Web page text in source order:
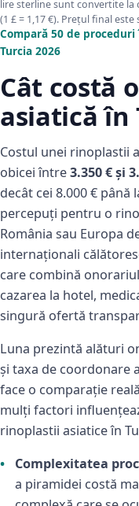
lire sterline sunt convertite la
(1 £ = 1,17 €). Prețul final
Compară 50 de
Turcia 2026
Cât costă
asiatică în
Costul unei rinoplastii
obicei între3.350 € și
decât cei 8.000 € până
percepuți pentru o
România sau Europa
internaționali
care combină
cazarea la hotel,
singură ofertă
Luna prezintă alături
și taxa de coordonare
face o comparație
mulți factori
rinoplastii asiatice în
Complexitatea
a piramidei costă